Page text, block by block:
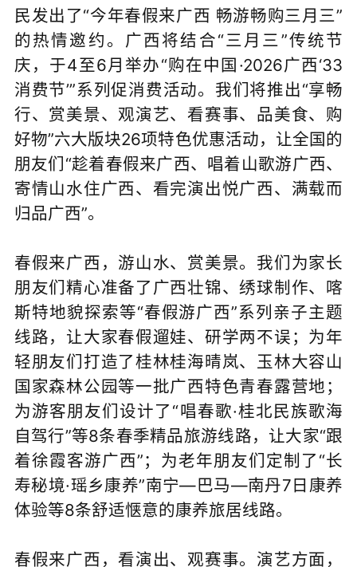
民发出了“今年春假来广西 畅游畅购三月三”
的热情邀约。广西将结合“三月三”传统节
庆，于4至6月举办“购在中国·2026广西‘33
消费节’”系列促消费活动。我们将推出“享畅
行、赏美景、观演艺、看赛事、品美食、购
好物”六大版块26项特色优惠活动，让全国的
朋友们“趁着春假来广西、唱着山歌游广西、
寄情山水住广西、看完演出悦广西、满载而
归品广西”。
春假来广西，游山水、赏美景。我们为家长
朋友们精心准备了广西壮锦、绣球制作、喀
斯特地貌探索等“春假游广西”系列亲子主题
线路，让大家春假遛娃、研学两不误；为年
轻朋友们打造了桂林桂海晴岚、玉林大容山
国家森林公园等一批广西特色青春露营地；
为游客朋友们设计了“唱春歌·桂北民族歌海
自驾行”等8条春季精品旅游线路，让大家“跟
着徐霞客游广西”；为老年朋友们定制了“长
寿秘境·瑶乡康养”南宁—巴马—南丹7日康养
体验等8条舒适惬意的康养旅居线路。
春假来广西，看演出、观赛事。演艺方面，